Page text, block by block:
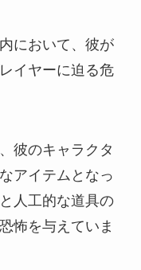
において、彼が
イヤーに迫る危
彼のキャラクタ
アイテムとなっ
人工的な道具の
怖を与えていま